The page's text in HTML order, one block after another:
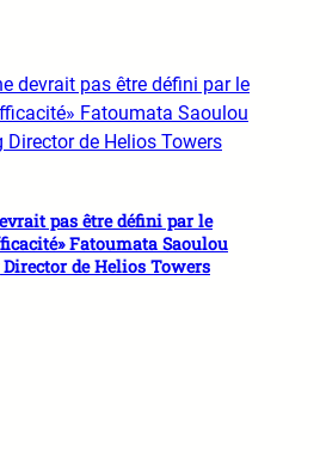
pas être défini par le
Fatoumata Saoulou
de Helios Towers